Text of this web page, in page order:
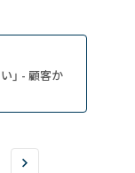
」 - 顧客か